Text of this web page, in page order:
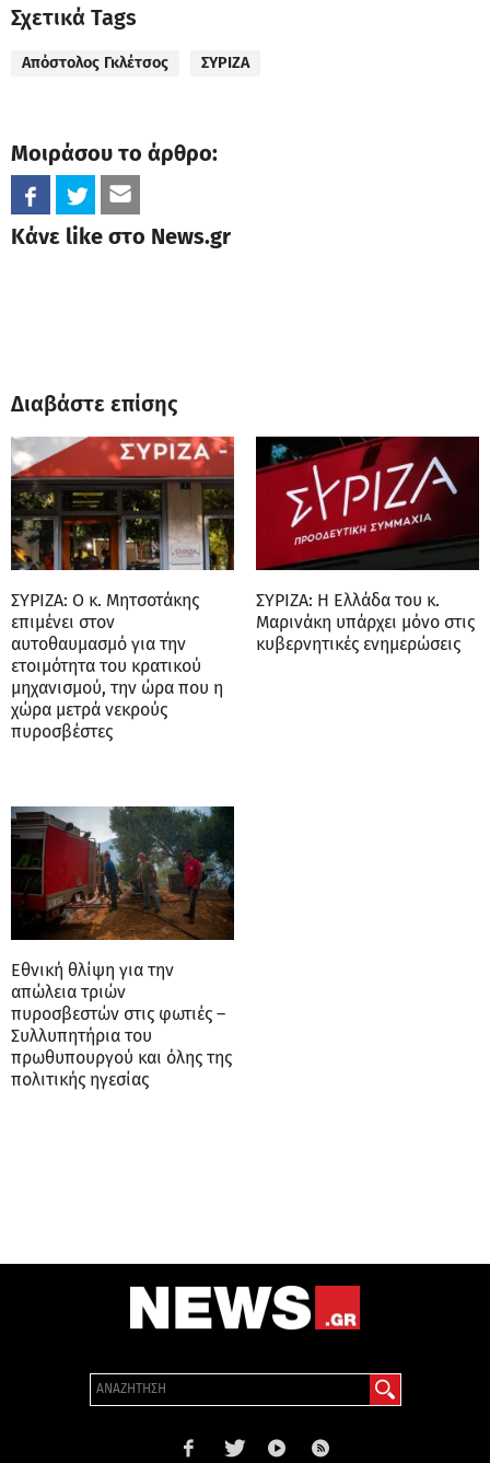
Σχετικά Tags
Απόστολος Γκλέτσος ΣΥΡΙΖΑ
Μοιράσου το άρθρο:
Κάνε like στο News.gr
Διαβάστε επίσης
ΣΥΡΙΖΑ: Ο κ. Μητσοτάκης
επιμένει στον
αυτοθαυμασμό για την
ετοιμότητα του κρατικού
μηχανισμού, την ώρα που η
χώρα μετρά νεκρούς
πυροσβέστες
ΣΥΡΙΖΑ: Η Ελλάδα του κ.
Μαρινάκη υπάρχει μόνο στις
κυβερνητικές ενημερώσεις
Εθνική θλίψη για την
απώλεια τριών
πυροσβεστών στις φωτιές –
Συλλυπητήρια του
πρωθυπουργού και όλης της
πολιτικής ηγεσίας